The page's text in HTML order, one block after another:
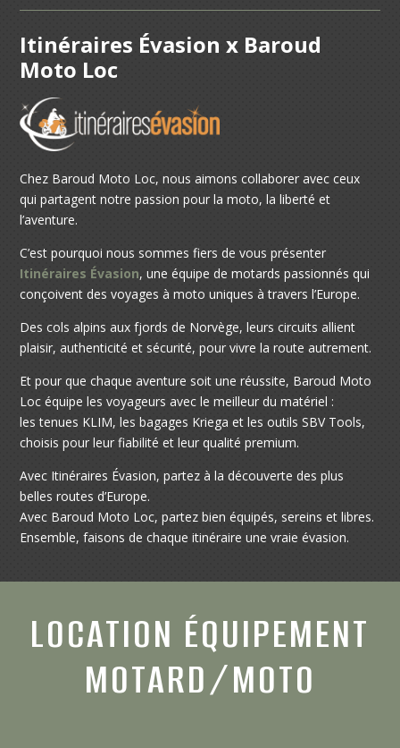
Itinéraires Évasion x Baroud
Moto Loc
Chez Baroud Moto Loc, nous aimons collaborer avec ceux
qui partagent notre passion pour la moto, la liberté et
l’aventure.
C’est pourquoi nous sommes fiers de vous présenter
Itinéraires Évasion, une équipe de motards passionnés qui
conçoivent des voyages à moto uniques à travers l’Europe.
Des cols alpins aux fjords de Norvège, leurs circuits allient
plaisir, authenticité et sécurité, pour vivre la route autrement.
Et pour que chaque aventure soit une réussite, Baroud Moto
Loc équipe les voyageurs avec le meilleur du matériel :
les tenues KLIM, les bagages Kriega et les outils SBV Tools,
choisis pour leur fiabilité et leur qualité premium.
Avec Itinéraires Évasion, partez à la découverte des plus
belles routes d’Europe.
Avec Baroud Moto Loc, partez bien équipés, sereins et libres.
Ensemble, faisons de chaque itinéraire une vraie évasion.
LOCATION ÉQUIPEMENT
MOTARD/MOTO